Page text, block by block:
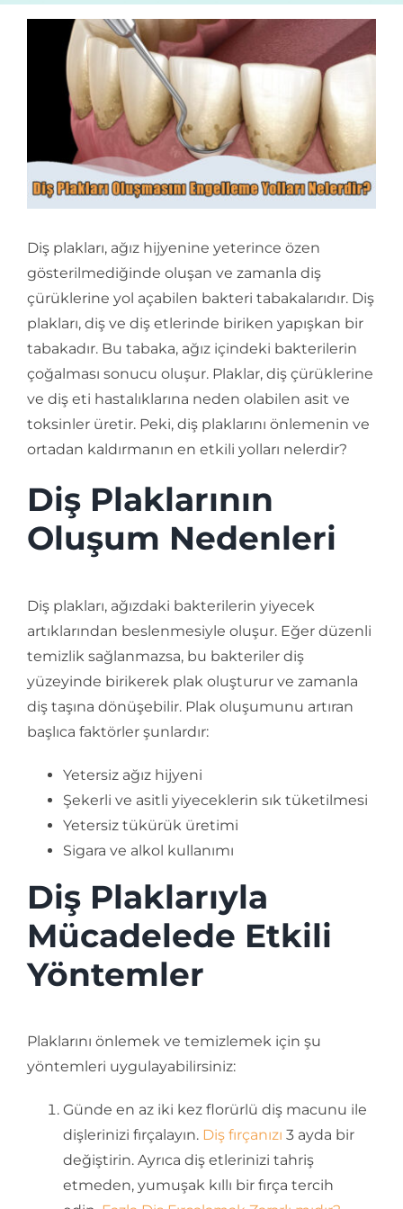
İletişim
Diş plakları, ağız hijyenine yeterince özen
gösterilmediğinde oluşan ve zamanla diş
çürüklerine yol açabilen bakteri tabakalarıdır. Diş
plakları, diş ve diş etlerinde biriken yapışkan bir
tabakadır. Bu tabaka, ağız içindeki bakterilerin
çoğalması sonucu oluşur. Plaklar, diş çürüklerine
ve diş eti hastalıklarına neden olabilen asit ve
toksinler üretir. Peki, diş plaklarını önlemenin ve
ortadan kaldırmanın en etkili yolları nelerdir?
Diş Plaklarının
Oluşum Nedenleri
Diş plakları, ağızdaki bakterilerin yiyecek
artıklarından beslenmesiyle oluşur. Eğer düzenli
temizlik sağlanmazsa, bu bakteriler diş
yüzeyinde birikerek plak oluşturur ve zamanla
diş taşına dönüşebilir. Plak oluşumunu artıran
başlıca faktörler şunlardır:
Yetersiz ağız hijyeni
Şekerli ve asitli yiyeceklerin sık tüketilmesi
Yetersiz tükürük üretimi
Sigara ve alkol kullanımı
Diş Plaklarıyla
Mücadelede Etkili
Yöntemler
Plaklarını önlemek ve temizlemek için şu
yöntemleri uygulayabilirsiniz:
Günde en az iki kez florürlü diş macunu ile
dişlerinizi fırçalayın. Diş fırçanızı 3 ayda bir
değiştirin. Ayrıca diş etlerinizi tahriş
etmeden, yumuşak kıllı bir fırça tercih